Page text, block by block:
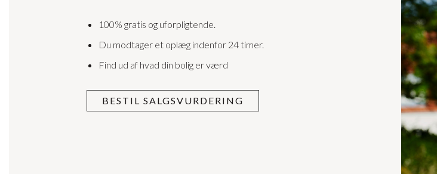
100% gratis og uforpligtende.
Du modtager et oplæg indenfor 24 timer.
Find ud af hvad din bolig er værd
BESTIL SALGSVURDERING